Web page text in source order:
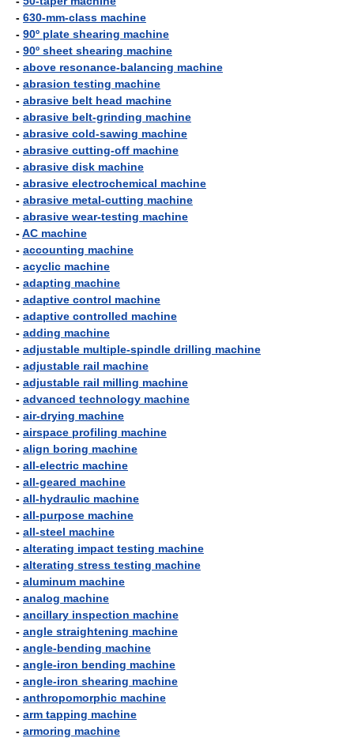
- 630-mm-class machine
- 90º plate shearing machine
- 90º sheet shearing machine
- above resonance-balancing machine
- abrasion testing machine
- abrasive belt head machine
- abrasive belt-grinding machine
- abrasive cold-sawing machine
- abrasive cutting-off machine
- abrasive disk machine
- abrasive electrochemical machine
- abrasive metal-cutting machine
- abrasive wear-testing machine
-AC machine
- accounting machine
- acyclic machine
- adapting machine
- adaptive control machine
- adaptive controlled machine
- adding machine
- adjustable multiple-spindle drilling machine
- adjustable rail machine
- adjustable rail milling machine
- advanced technology machine
- air-drying machine
- airspace profiling machine
- align boring machine
- all-electric machine
- all-geared machine
- all-hydraulic machine
- all-purpose machine
- all-steel machine
- alterating impact testing machine
- alterating stress testing machine
- aluminum machine
- analog machine
- ancillary inspection machine
- angle straightening machine
- angle-bending machine
- angle-iron bending machine
- angle-iron shearing machine
- anthropomorphic machine
- arm tapping machine
- armoring machine